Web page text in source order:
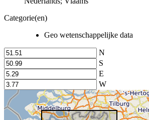
Categorie(en)
Geo wetenschappelijke data
N
S
E
W